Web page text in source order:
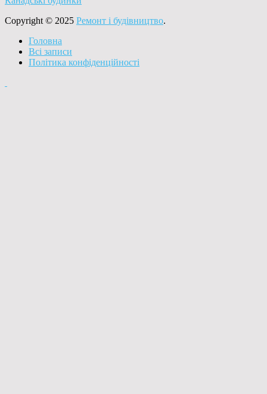
Copyright © 2025 Ремонт і будівництво.
Головна
Всі записи
Політика конфіденційності